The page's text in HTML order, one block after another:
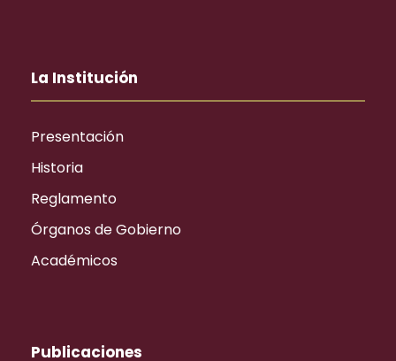
La Institución
Presentación
Historia
Reglamento
Órganos de Gobierno
Académicos
Publicaciones